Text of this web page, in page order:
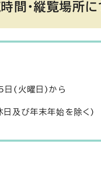
間・縦覧場所
日(火曜日)から
日及び年末年始を除く)